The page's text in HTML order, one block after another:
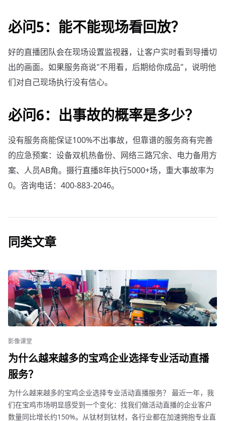
必问5：能不能现场看回放？
好的直播团队会在现场设置监视器，让客户实时看到导播切
出的画面。如果服务商说"不用看，后期给你成品"，说明他
们对自己现场执行没有信心。
必问6：出事故的概率是多少？
没有服务商能保证100%不出事故，但靠谱的服务商有完善
的应急预案：设备双机热备份、网络三路冗余、电力备用方
案、人员AB角。摄行直播8年执行5000+场，重大事故率为
0。咨询电话：400-883-2046。
同类文章
影像课堂
为什么越来越多的宝鸡企业选择专业活动直播
服务？
为什么越来越多的宝鸡企业选择专业活动直播服务？ 最近一年，我
们在宝鸡市场明显感受到一个变化：找我们做活动直播的企业客户
数量同比增长约150%。从钛材到钛材，各行业都在加速拥抱专业直